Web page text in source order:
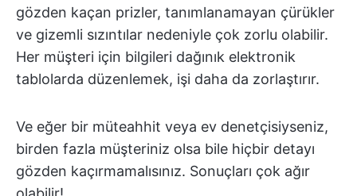
gözden kaçan prizler, tanımlanamayan çürükler
ve gizemli sızıntılar nedeniyle çok zorlu olabilir.
Her müşteri için bilgileri dağınık elektronik
tablolarda düzenlemek, işi daha da zorlaştırır.
Ve eğer bir müteahhit veya ev denetçisiyseniz,
birden fazla müşteriniz olsa bile hiçbir detayı
gözden kaçırmamalısınız. Sonuçları çok ağır